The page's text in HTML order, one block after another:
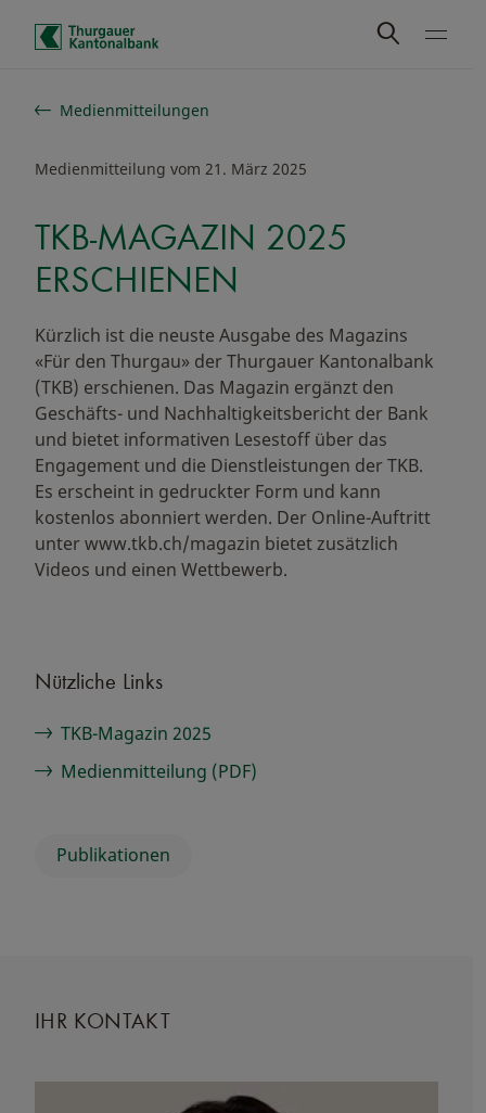
Schnelle Navigation
Medienmitteilungen
Medienmitteilung vom 21. März 2025
TKB-MAGAZIN 2025
ERSCHIENEN
Kürzlich ist die neuste Ausgabe des Magazins
«Für den Thurgau» der Thurgauer Kantonalbank
(TKB) erschienen. Das Magazin ergänzt den
Geschäfts- und Nachhaltigkeitsbericht der Bank
und bietet informativen Lesestoff über das
Engagement und die Dienstleistungen der TKB.
Es erscheint in gedruckter Form und kann
kostenlos abonniert werden. Der Online-Auftritt
unter www.tkb.ch/magazin bietet zusätzlich
Videos und einen Wettbewerb.
Nützliche Links
TKB-Magazin 2025
Medienmitteilung (PDF)
Publikationen
IHR KONTAKT